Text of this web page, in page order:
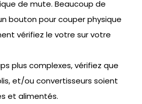
de mute. Beaucoup de
bouton pour couper physique
vérifiez le votre sur votre
plus complexes, vérifiez que
et/ou convertisseurs soient
et alimentés.